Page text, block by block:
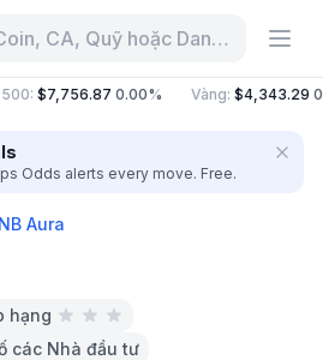
CA, Quỹ hoặc Danh mục
:$7,756.87 0.00% Vàng:$4,343.29
Odds alerts every move. Free.
Aura
hạng
các Nhà đầu tư